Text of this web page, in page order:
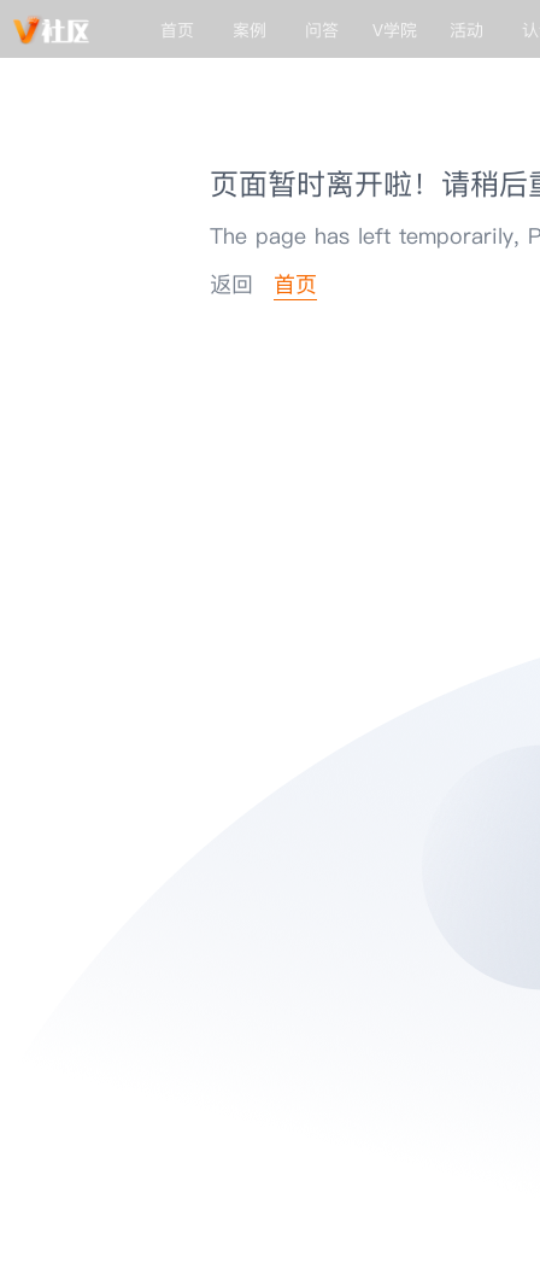
首页 案例 问答 V学院 活动
页面暂时离开啦！请稍后
The page has left temporarily,
返回
首页